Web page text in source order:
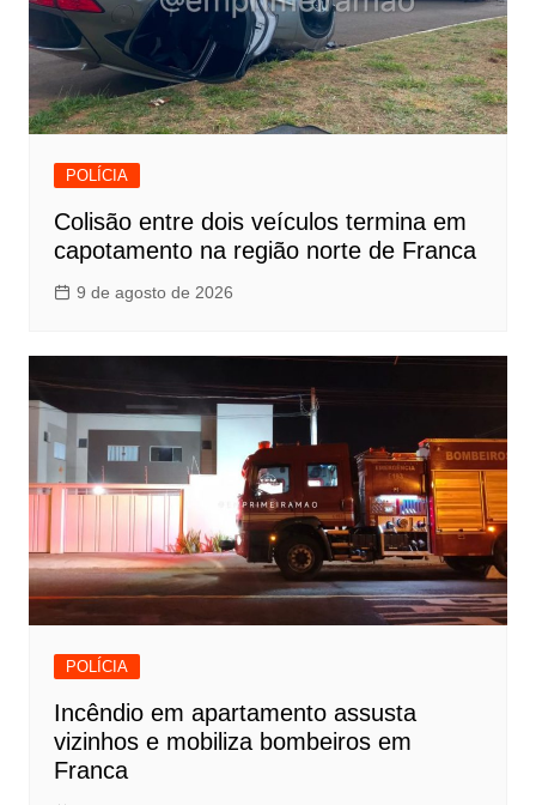
POLÍCIA
Colisão entre dois veículos termina em
capotamento na região norte de Franca
9 de agosto de 2026
POLÍCIA
Incêndio em apartamento assusta
vizinhos e mobiliza bombeiros em
Franca